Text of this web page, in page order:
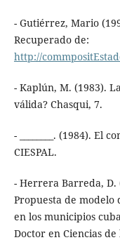
- Gutiérrez, Mario
Recuperado de:
http://
- Kaplún, M. (1983).
válida? Chasqui, 7.
- ________. (1984). El
CIESPAL.
- Herrera Barreda, D.
Propuesta de
en los municipios
Doctor en Ciencias